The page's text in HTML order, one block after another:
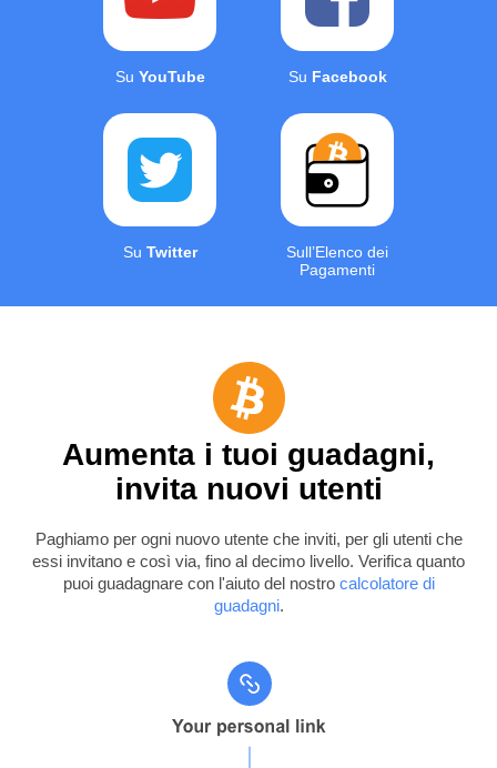
Su YouTube Su Facebook
Su Twitter
Sull’Elenco dei
Pagamenti
Aumenta i tuoi guadagni,
invita nuovi utenti
Paghiamo per ogni nuovo utente che inviti, per gli utenti che
essi invitano e così via, fino al decimo livello. Verifica quanto
puoi guadagnare con l'aiuto del nostro calcolatore di
guadagni.